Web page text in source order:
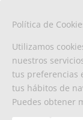
Política de
Utilizamos
nuestros
tus preferencias
tus hábitos de
Puedes obtener